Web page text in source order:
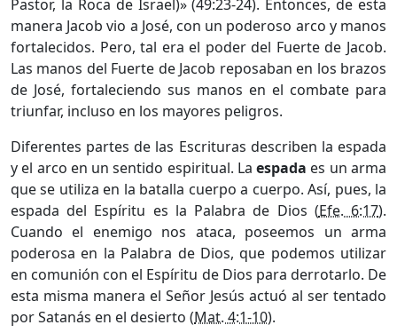
Pastor, la Roca de Israel)» (49:23-24). Entonces, de esta
manera Jacob vio a José, con un poderoso arco y manos
fortalecidos. Pero, tal era el poder del Fuerte de Jacob.
Las manos del Fuerte de Jacob reposaban en los brazos
de José, fortaleciendo sus manos en el combate para
triunfar, incluso en los mayores peligros.
Diferentes partes de las Escrituras describen la espada
y el arco en un sentido espiritual. Laespada es un arma
que se utiliza en la batalla cuerpo a cuerpo. Así, pues, la
espada del Espíritu es la Palabra de Dios (Efe. 6:17).
Cuando el enemigo nos ataca, poseemos un arma
poderosa en la Palabra de Dios, que podemos utilizar
en comunión con el Espíritu de Dios para derrotarlo. De
esta misma manera el Señor Jesús actuó al ser tentado
por Satanás en el desierto (Mat. 4:1-10).